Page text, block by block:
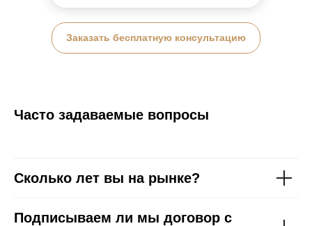
Заказать бесплатную консультацию
Часто задаваемые вопросы
Сколько лет вы на рынке?
Подписываем ли мы договор с